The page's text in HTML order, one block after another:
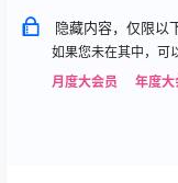
隐藏内容，仅限以
如果您未在其中，可
月度大会员
年度大